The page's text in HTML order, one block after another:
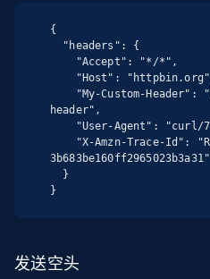
{
header",
3b683be160ff2965023b3a31"
}
发送空头